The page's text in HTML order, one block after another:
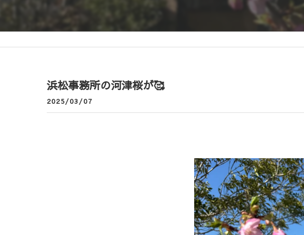
浜松事務所の河津桜が🥰
2025/03/07